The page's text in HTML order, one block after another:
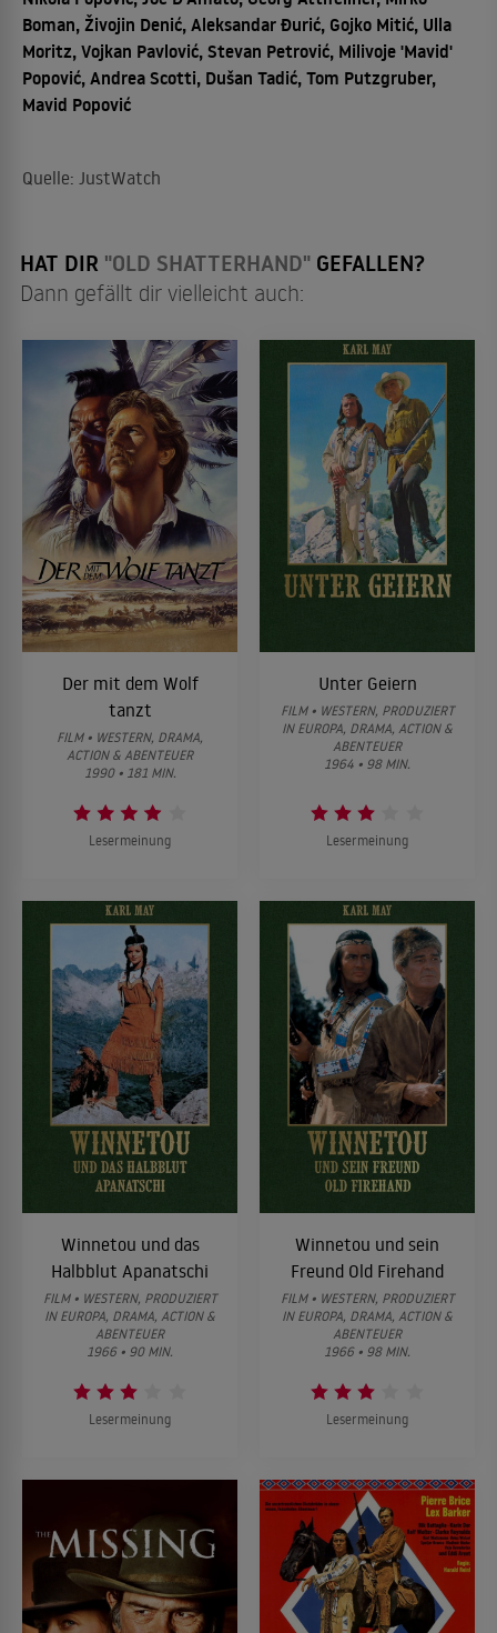
Boman, Živojin Denić, Aleksandar Đurić, Gojko Mitić, Ulla
Moritz, Vojkan Pavlović, Stevan Petrović, Milivoje 'Mavid'
Popović, Andrea Scotti, Dušan Tadić, Tom Putzgruber,
Mavid Popović
Quelle: JustWatch
HAT DIR "OLD SHATTERHAND" GEFALLEN?
Dann gefällt dir vielleicht auch:
Der mit dem Wolf
tanzt
FILM • WESTERN, DRAMA,
ACTION & ABENTEUER
1990 • 181 MIN.
Lesermeinung
Unter Geiern
FILM • WESTERN, PRODUZIERT
IN EUROPA, DRAMA, ACTION &
ABENTEUER
1964 • 98 MIN.
Lesermeinung
Winnetou und das
Halbblut Apanatschi
FILM • WESTERN, PRODUZIERT
IN EUROPA, DRAMA, ACTION &
ABENTEUER
1966 • 90 MIN.
Lesermeinung
Winnetou und sein
Freund Old Firehand
FILM • WESTERN, PRODUZIERT
IN EUROPA, DRAMA, ACTION &
ABENTEUER
1966 • 98 MIN.
Lesermeinung